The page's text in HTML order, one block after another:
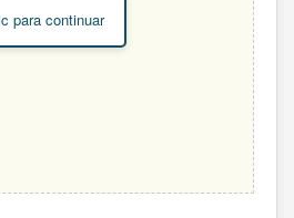
para continuar